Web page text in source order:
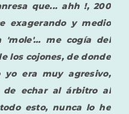
que... ahh !, 200
exagerando y medio
'mole'... me cogía del
los cojones, de donde
yo era muy agresivo,
de echar al árbitro al
esto, nunca lo he